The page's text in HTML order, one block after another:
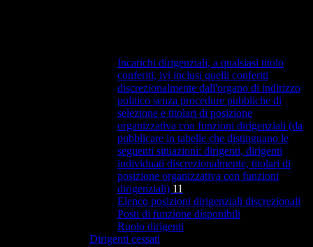
Incarichi dirigenziali, a qualsiasi titolo
conferiti, ivi inclusi quelli conferiti
discrezionalmente dall'organo di indirizzo
politico senza procedure pubbliche di
selezione e titolari di posizione
organizzativa con funzioni dirigenziali (da
pubblicare in tabelle che distinguano le
seguenti situazioni: dirigenti, dirigenti
individuati discrezionalmente, titolari di
posizione organizzativa con funzioni
dirigenziali) 11
Elenco posizioni dirigenziali discrezionali
Posti di funzione disponibili
Ruolo dirigenti
Dirigenti cessati